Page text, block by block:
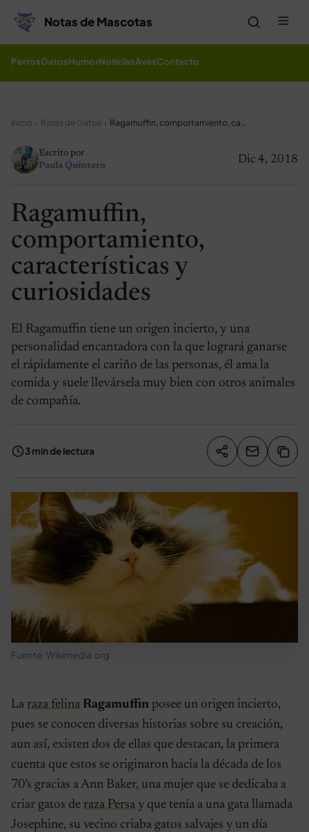
Notas de Mascotas
PerrosGatosHumorNoticiasAvesContacto
Inicio Razas de Gatos Ragamuffin, comportamiento, características y curiosidades
Dic 4, 2018
Escrito por
Paula Quintero
Ragamuffin,
comportamiento,
características y
curiosidades
El Ragamuffin tiene un origen incierto, y una
personalidad encantadora con la que logrará ganarse
el rápidamente el cariño de las personas, él ama la
comida y suele llevársela muy bien con otros animales
de compañía.
3 min de lectura Compartir
Fuente: Wikimedia.org
La raza felina Ragamuffin posee un origen incierto,
pues se conocen diversas historias sobre su creación,
aun así, existen dos de ellas que destacan, la primera
cuenta que estos se originaron hacia la década de los
70’s gracias a Ann Baker, una mujer que se dedicaba a
criar gatos de raza Persa y que tenía a una gata llamada
Josephine, su vecino criaba gatos salvajes y un día